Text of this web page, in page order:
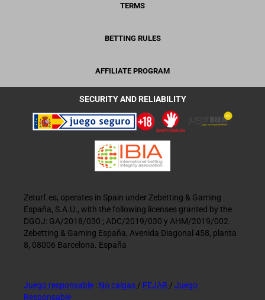
TERMS
BETTING RULES
AFFILIATE PROGRAM
SECURITY AND RELIABILITY
Zeturf.es, operates in Spain under Zebetting & Gaming
España, S.A.U., with the following licenses granted by the
DGOJ: GA/2018/030 ; ADC/2019/030 y AHM/2019/002.
Zebetting & Gaming España, Avenida Diagonal 458, planta
8, 08006 Barcelona. España
Juego responsable : No caigas / FEJAR / Juego
Responsable